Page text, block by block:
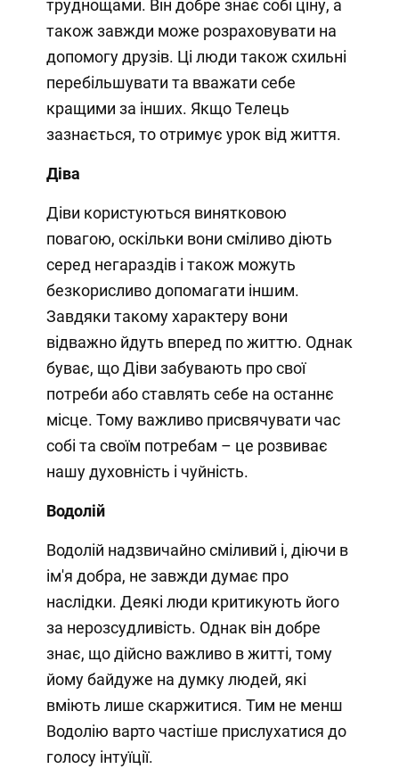
труднощами. Він добре знає собі ціну, а
також завжди може розраховувати на
допомогу друзів. Ці люди також схильні
перебільшувати та вважати себе
кращими за інших. Якщо Телець
зазнається, то отримує урок від життя.
Діва
Діви користуються винятковою
повагою, оскільки вони сміливо діють
серед негараздів і також можуть
безкорисливо допомагати іншим.
Завдяки такому характеру вони
відважно йдуть вперед по життю. Однак
буває, що Діви забувають про свої
потреби або ставлять себе на останнє
місце. Тому важливо присвячувати час
собі та своїм потребам – це розвиває
нашу духовність і чуйність.
Водолій
Водолій надзвичайно сміливий і, діючи в
ім'я добра, не завжди думає про
наслідки. Деякі люди критикують його
за нерозсудливість. Однак він добре
знає, що дійсно важливо в житті, тому
йому байдуже на думку людей, які
вміють лише скаржитися. Тим не менш
Водолію варто частіше прислухатися до
голосу інтуїції.